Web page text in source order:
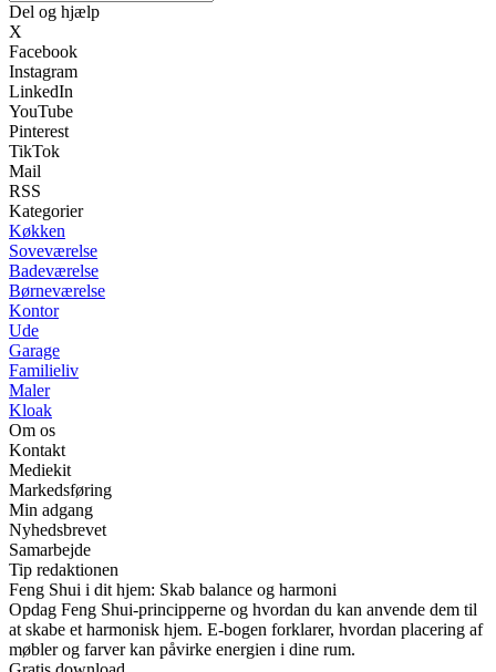
Del og hjælp
X
Facebook
Instagram
LinkedIn
YouTube
Pinterest
TikTok
Mail
RSS
Kategorier
Køkken
Soveværelse
Badeværelse
Børneværelse
Kontor
Ude
Garage
Familieliv
Maler
Kloak
Om os
Kontakt
Mediekit
Markedsføring
Min adgang
Nyhedsbrevet
Samarbejde
Tip redaktionen
Feng Shui i dit hjem: Skab balance og harmoni
Opdag Feng Shui-principperne og hvordan du kan anvende dem til
at skabe et harmonisk hjem. E-bogen forklarer, hvordan placering af
møbler og farver kan påvirke energien i dine rum.